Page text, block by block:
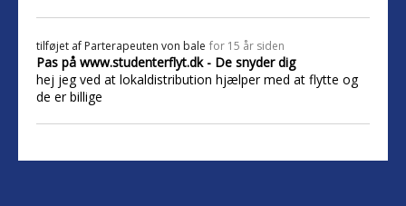
tilføjet af Parterapeuten von bale for 15 år siden
Pas på www.studenterflyt.dk - De snyder dig
hej jeg ved at lokaldistribution hjælper med at flytte og
de er billige